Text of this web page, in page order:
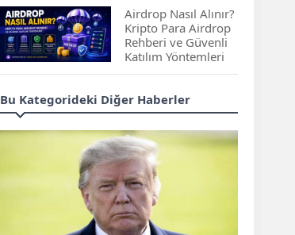
Airdrop Nasıl Alınır?
Kripto Para Airdrop
Rehberi ve Güvenli
Katılım Yöntemleri
Spot ve Vadeli İşlem
Arasındaki Farklar |
İçin Daha Uygun?
ABD-İran Anlaşması
Sonrası Altın Rekora
Koştu, Petrol
Fiyatları Sert Düştü
Bu Kategorideki Diğer Haberler